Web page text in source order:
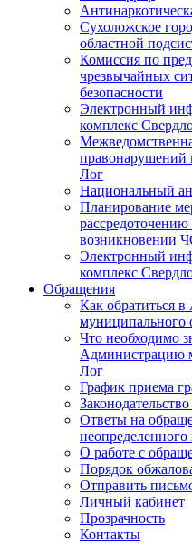
Сухоложское
областной
Комиссия по
чрезвычайных
безопасности
Электронный
комплекс
правонарушений
Лог
Национальный
Планирование
рассредоточению
возникновении
Электронный
комплекс
Обращения
Как обратиться
муниципального
Что необходимо
Администрацию
Лог
График приема
Ответы на
неопределенного
О работе с
Порядок
Отправить
Личный кабинет
Прозрачность
Контакты